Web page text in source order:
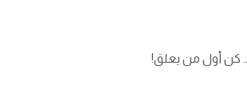
كن أول من يعلق!